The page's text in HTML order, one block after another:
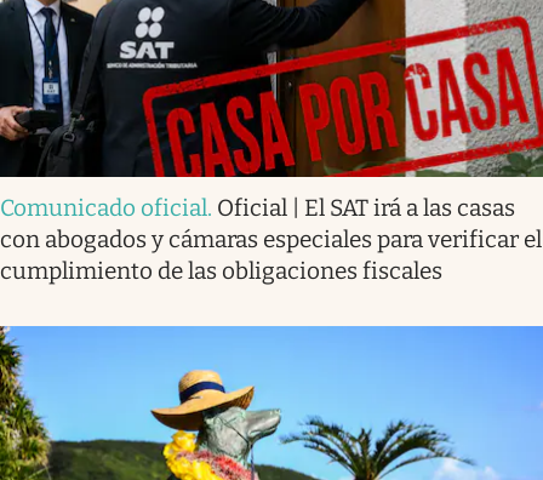
Comunicado oficial. Oficial | El SAT irá a las casas
con abogados y cámaras especiales para verificar el
cumplimiento de las obligaciones fiscales